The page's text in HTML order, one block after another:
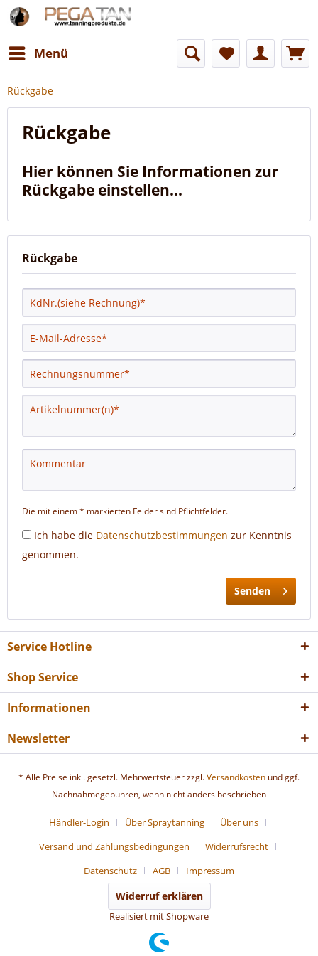
Menü
Rückgabe
Rückgabe
Hier können Sie Informationen zur
Rückgabe einstellen...
Rückgabe
Die mit einem * markierten Felder sind Pflichtfelder.
Ich habe die Datenschutzbestimmungen zur Kenntnis
genommen.
Senden
Service Hotline
Shop Service
Informationen
Newsletter
* Alle Preise inkl. gesetzl. Mehrwertsteuer zzgl.Versandkosten und ggf.
Nachnahmegebühren, wenn nicht anders beschrieben
Händler-Login Über Spraytanning
Über uns
Versand und Zahlungsbedingungen
Widerrufsrecht
Datenschutz
AGB Impressum
Widerruf erklären
Realisiert mit Shopware